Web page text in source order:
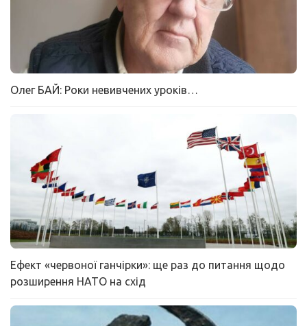
Олег БАЙ: Роки невивчених уроків…
Ефект «червоної ганчірки»: ще раз до питання щодо
розширення НАТО на схід